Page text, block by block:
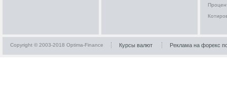
Copyright © 2003-2018 Optima-Finance Курсы валют Реклама на форекс